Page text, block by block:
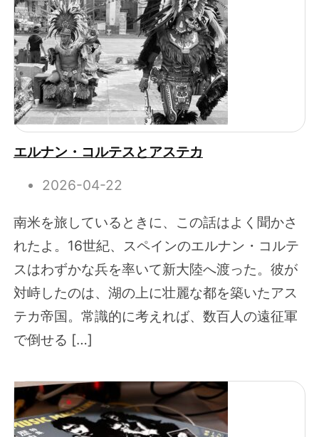
エルナン・コルテスとアステカ
2026-04-22
南米を旅しているときに、この話はよく聞かさ
れたよ。16世紀、スペインのエルナン・コルテ
スはわずかな兵を率いて新大陸へ渡った。彼が
対峙したのは、湖の上に壮麗な都を築いたアス
テカ帝国。常識的に考えれば、数百人の遠征軍
で倒せる […]